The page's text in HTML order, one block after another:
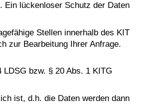
Ein lückenloser Schutz der Daten
Stellen innerhalb des KIT
zur Bearbeitung Ihrer Anfrage.
bzw. § 20 Abs. 1 KITG
ist, d.h. die Daten werden dann